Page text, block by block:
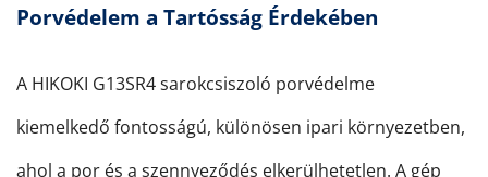
Porvédelem a Tartósság Érdekében
A HIKOKI G13SR4 sarokcsiszoló porvédelme
kiemelkedő fontosságú, különösen ipari környezetben,
ahol a por és a szennyeződés elkerülhetetlen. A gép